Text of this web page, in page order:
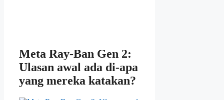
Meta Ray-Ban Gen 2:
Ulasan awal ada di-apa
yang mereka katakan?